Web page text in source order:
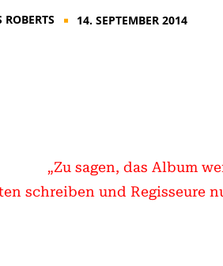
ROBERTS ■ 14. SEPTEMBER 2014
„Zu sagen, das Album
schreiben und Regisseure